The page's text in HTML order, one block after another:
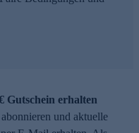
Gutschein erhalten
und aktuelle